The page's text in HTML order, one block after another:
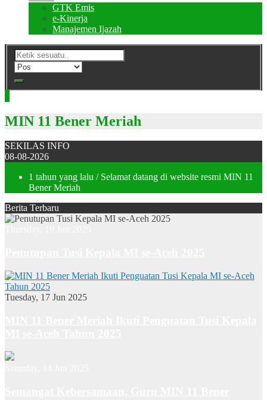
GTK Emis
e-Kinerja
Manajemen Ijazah
MIN 11 Bener Meriah
SEKILAS INFO
08-08-2026
1 tahun yang lalu / Selamat datang di website resmi MIN 11
Bener Meriah
Berita Terbaru
Tuesday, 17 Jun 2025